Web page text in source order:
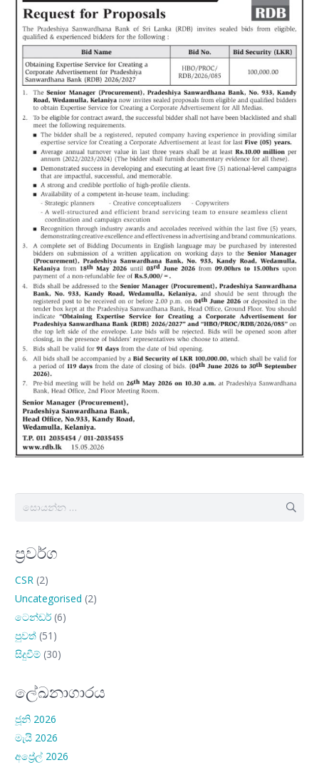
සොයන්න:
ප්‍රවර්ග
CSR (2)
Uncategorised (2)
ටෙන්ඩර් (6)
පුවත් (51)
සිදුවීම් (30)
ලේඛනාගාරය
ජූනි 2026
මැයි 2026
අප්‍රේල් 2026